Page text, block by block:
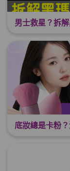
男士救星？拆
底妝總是卡粉